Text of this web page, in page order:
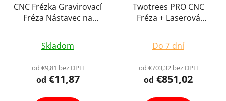
CNC Frézka Gravirovací
Fréza Nástavec na
Řezání a Frézování
Výběr Variant
Skladom
od €9,81 bez DPH
od €11,87
Twotrees PRO CNC
Fréza + Laserová
Frézovací Gravírovací
Ploter až 800W, 46 x 46
Do 7 dní
od €703,32 bez DPH
od €851,02